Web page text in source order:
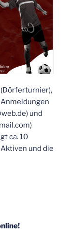
und
ca. 10
und die